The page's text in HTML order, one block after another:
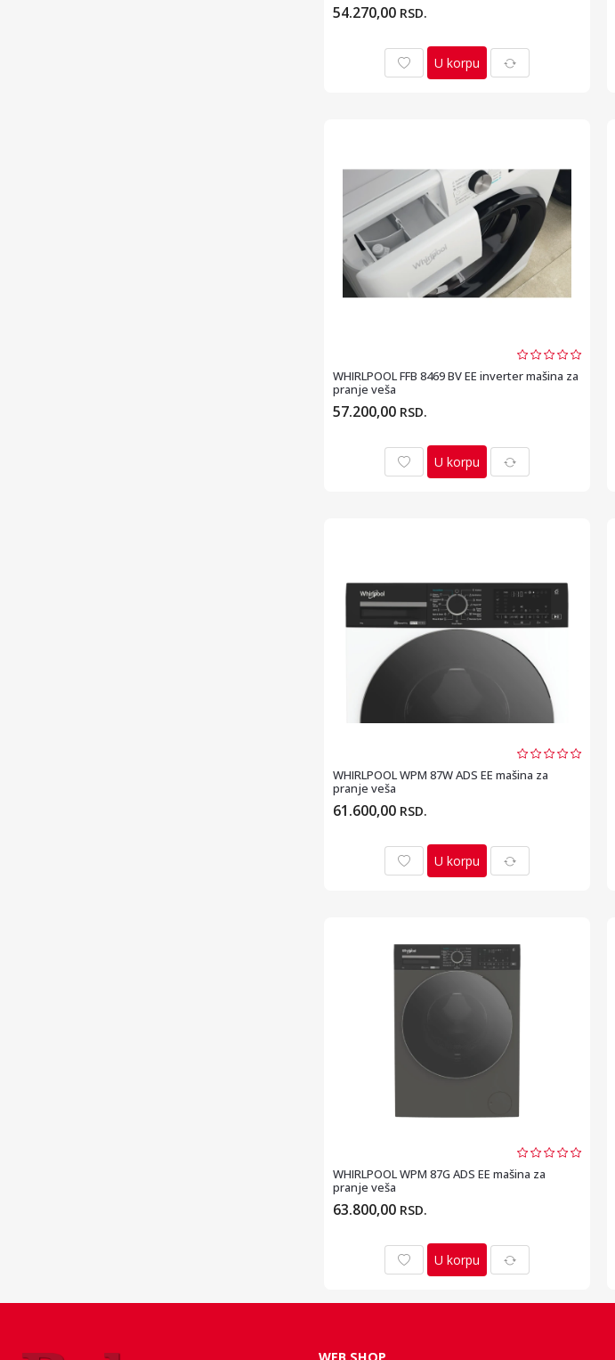
54.270,00 RSD.
U korpu
WHIRLPOOL FFB 8469 BV EE inverter mašina za
pranje veša
57.200,00 RSD.
U korpu
WHIRLPOOL WPM 87W ADS EE mašina za
pranje veša
61.600,00 RSD.
U korpu
WHIRLPOOL WPM 87G ADS EE mašina za
pranje veša
63.800,00 RSD.
U korpu